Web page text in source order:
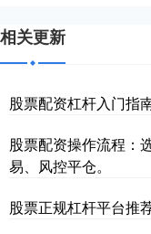
相关更新
股票配资杠杆入门指
股票配资操作流程：
易、风控平仓。
股票正规杠杆平台推